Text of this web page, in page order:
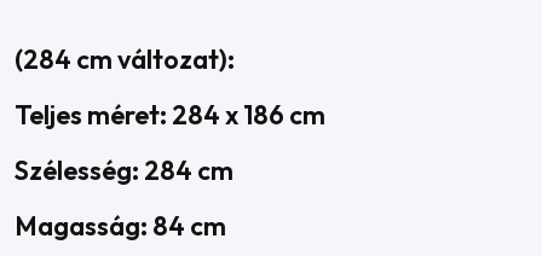
(284 cm változat):
Teljes méret: 284 x 186 cm
Szélesség: 284 cm
Magasság: 84 cm